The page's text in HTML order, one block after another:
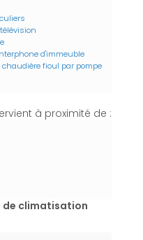
d'immeuble
fioul par pompe
à proximité de :
de climatisation